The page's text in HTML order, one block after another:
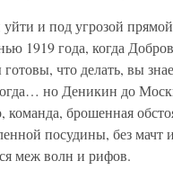
и под угрозой
1919 года, когда
что делать, вы
но Деникин до
команда, брошенная
посудины, без
меж волн и рифов.